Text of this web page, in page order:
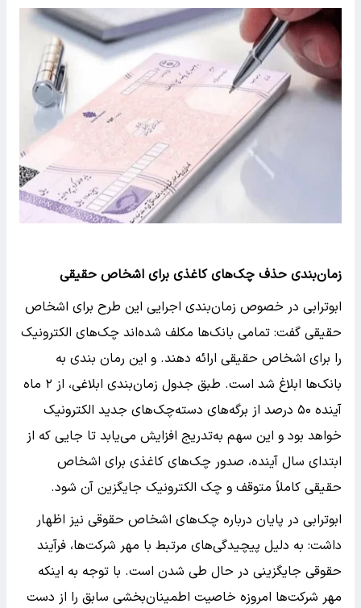
زمان‌بندی حذف چک‌های کاغذی برای اشخاص حقیقی
ابوترابی در خصوص زمان‌بندی اجرایی این طرح برای اشخاص
حقیقی گفت: تمامی بانک‌ها مکلف شده‌اند چک‌های الکترونیک
را برای اشخاص حقیقی ارائه دهند. و این رمان بندی به
بانک‌ها ابلاغ شد است. طبق جدول زمان‌بندی ابلاغی، از ٢ ماه
آینده ۵۰ درصد از برگه‌های دسته‌چک‌های جدید الکترونیک
خواهد بود و این سهم به‌تدریج افزایش می‌یابد تا جایی که از
ابتدای سال آینده، صدور چک‌های کاغذی برای اشخاص
حقیقی کاملاً متوقف و چک الکترونیک جایگزین آن شود.
ابوترابی در پایان درباره چک‌های اشخاص حقوقی نیز اظهار
داشت: به دلیل پیچیدگی‌های مرتبط با مهر شرکت‌ها، فرآیند
حقوقی جایگزینی در حال طی شدن است. با توجه به اینکه
مهر شرکت‌ها امروزه خاصیت اطمینان‌بخشی سابق را از دست